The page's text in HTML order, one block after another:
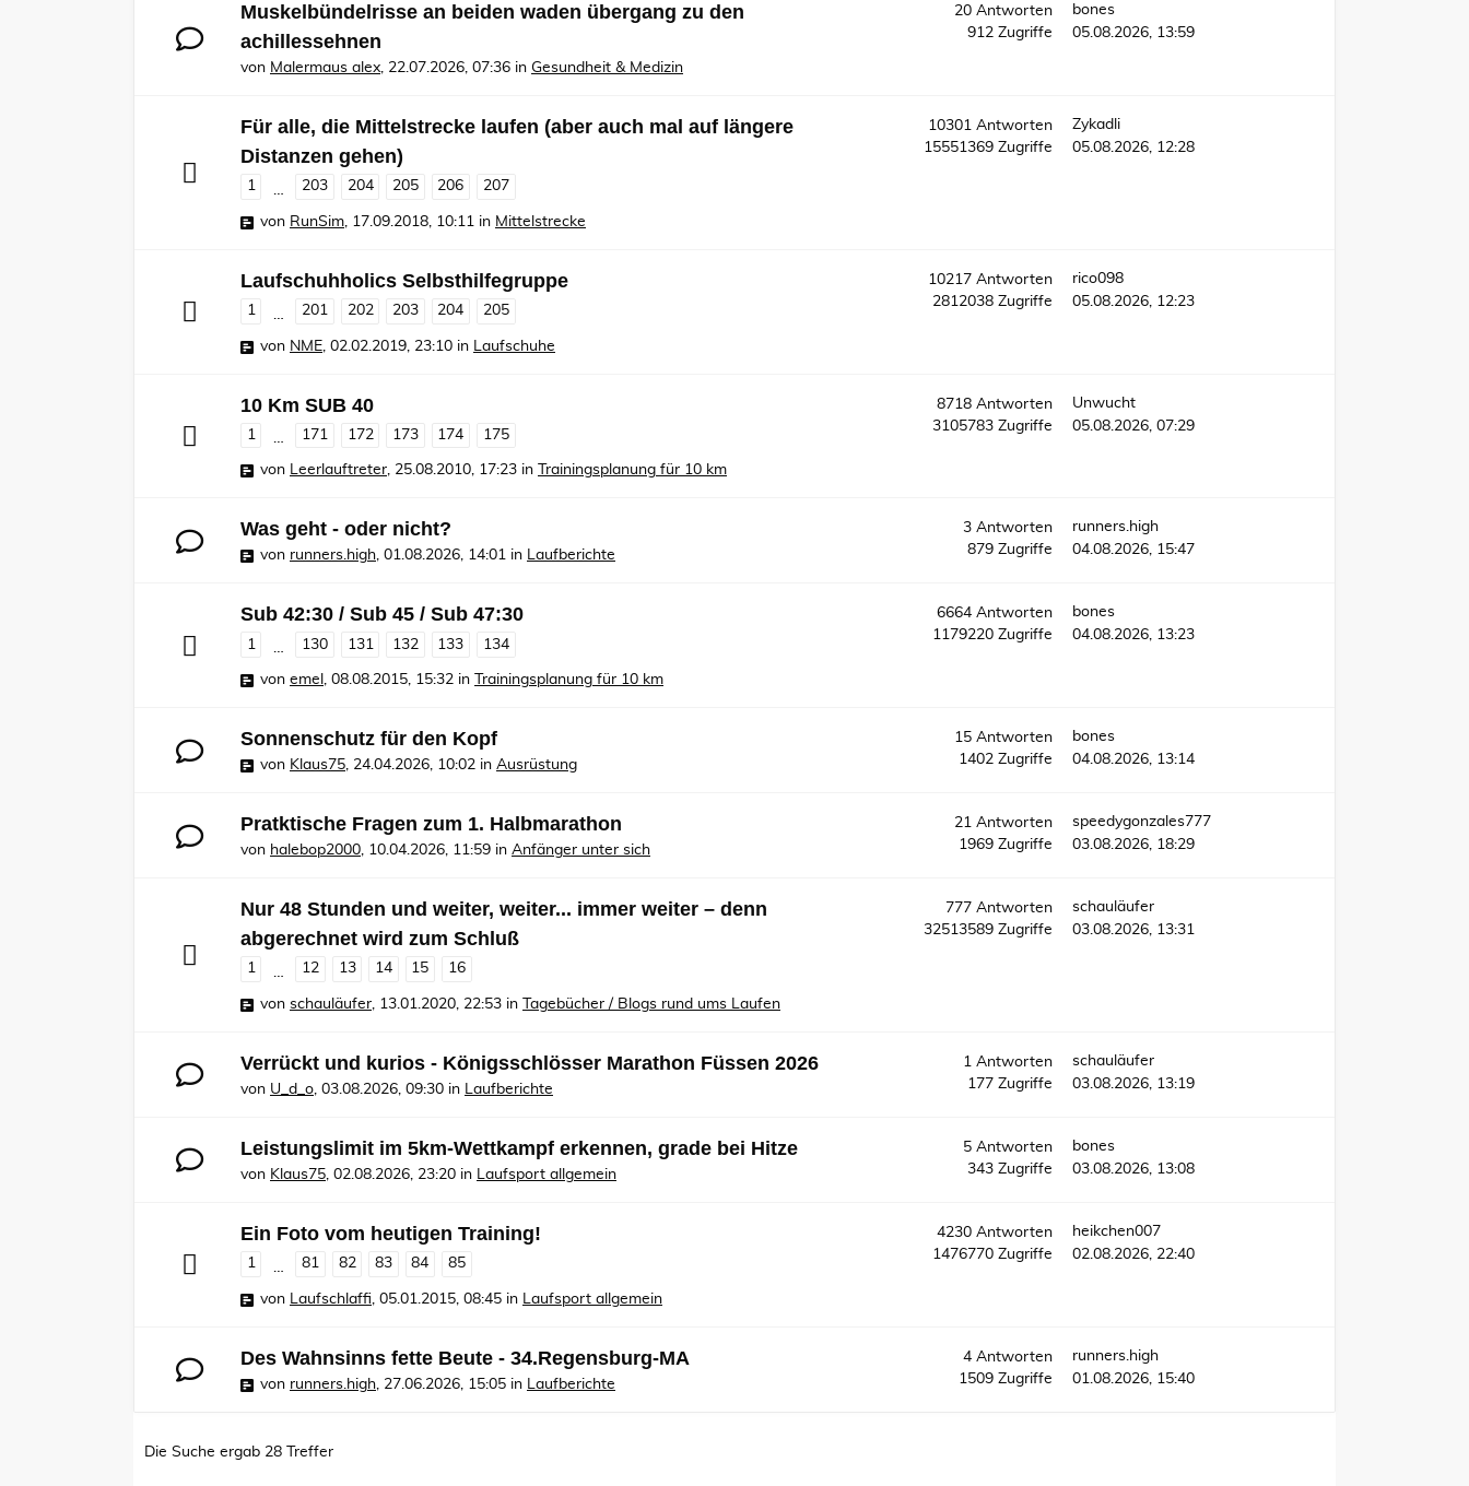
Muskelbündelrisse an beiden waden übergang zu den
achillessehnen
von Malermaus alex, 22.07.2026, 07:36 in Gesundheit & Medizin
20Antworten
912Zugriffe
bones
05.08.2026, 13:59
Für alle, die Mittelstrecke laufen (aber auch mal auf längere
Distanzen gehen)
1 203 204 205 206 207
von RunSim 17.09.2018, 10:11 in Mittelstrecke
10301Antworten
15551369Zugriffe
Zykadli
05.08.2026, 12:28
Laufschuhholics Selbsthilfegruppe
1 201 202 203 204 205
von NME 02.02.2019, 23:10 in Laufschuhe
10217Antworten
2812038Zugriffe
rico098
05.08.2026, 12:23
10 Km SUB 40
1 … 171 172 173 174 175
von Leerlauftreter, 25.08.2010, 17:23 in Trainingsplanung für 10 km
8718Antworten
3105783Zugriffe
Unwucht
05.08.2026, 07:29
Was geht - oder nicht?
von runners.high, 01.08.2026, 14:01 in Laufberichte
3Antworten
879Zugriffe
runners.high
04.08.2026, 15:47
Sub 42:30 / Sub 45 / Sub 47:30
1 … 130 131 132 133 134
von emel , 08.08.2015, 15:32 in Trainingsplanung für 10 km
6664Antworten
1179220Zugriffe
bones
04.08.2026, 13:23
Sonnenschutz für den Kopf
von Klaus75, 24.04.2026, 10:02 in Ausrüstung
15Antworten
1402Zugriffe
bones
04.08.2026, 13:14
Pratktische Fragen zum 1. Halbmarathon
von halebop2000, 10.04.2026, 11:59 in Anfänger unter sich
21Antworten
1969Zugriffe
speedygonzales777
03.08.2026, 18:29
Nur 48 Stunden und weiter, weiter... immer weiter – denn
abgerechnet wird zum Schluß
1 12 13 14 15 16
von schauläufer 13.01.2020, 22:53 in Tagebücher / Blogs rund ums Laufen
777Antworten
32513589Zugriffe
schauläufer
03.08.2026, 13:31
Verrückt und kurios - Königsschlösser Marathon Füssen 2026
von U_d_o 03.08.2026, 09:30 in Laufberichte
1Antworten
177Zugriffe
schauläufer
03.08.2026, 13:19
Leistungslimit im 5km-Wettkampf erkennen, grade bei Hitze
von Klaus75 02.08.2026, 23:20 in Laufsport allgemein
5Antworten
343Zugriffe
bones
03.08.2026, 13:08
Ein Foto vom heutigen Training!
1 81 82 83 84 85
von Laufschlaffi 05.01.2015, 08:45 in Laufsport allgemein
4230Antworten
1476770Zugriffe
heikchen007
02.08.2026, 22:40
Des Wahnsinns fette Beute - 34.Regensburg-MA
von runners.high 27.06.2026, 15:05 in Laufberichte
4Antworten
1509Zugriffe
runners.high
01.08.2026, 15:40
Die Suche ergab 28 Treffer